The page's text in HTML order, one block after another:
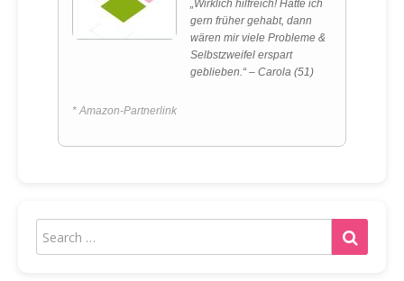
„Wirklich hilfreich! Hätte ich
gern früher gehabt, dann
wären mir viele Probleme &
Selbstzweifel erspart
geblieben.“ – Carola (51)
* Amazon-Partnerlink